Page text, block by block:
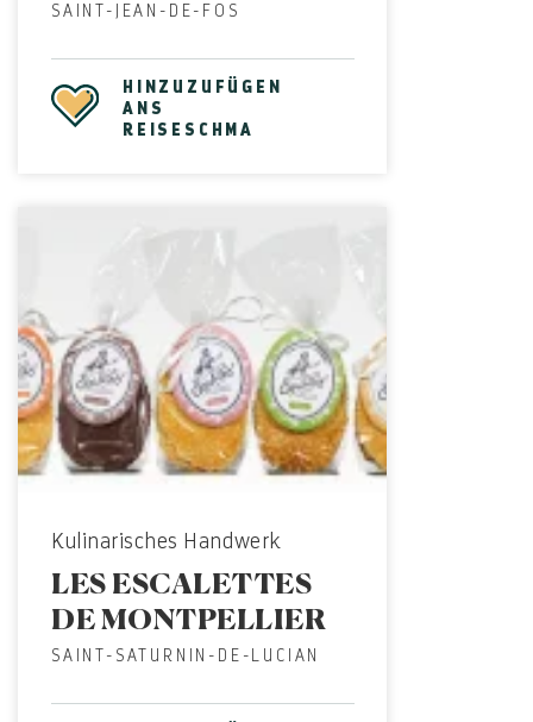
SAINT-JEAN-DE-FOS
HINZUZUFÜGEN
ANS
REISESCHMA
Kulinarisches Handwerk
LES ESCALETTES
DE MONTPELLIER
SAINT-SATURNIN-DE-LUCIAN